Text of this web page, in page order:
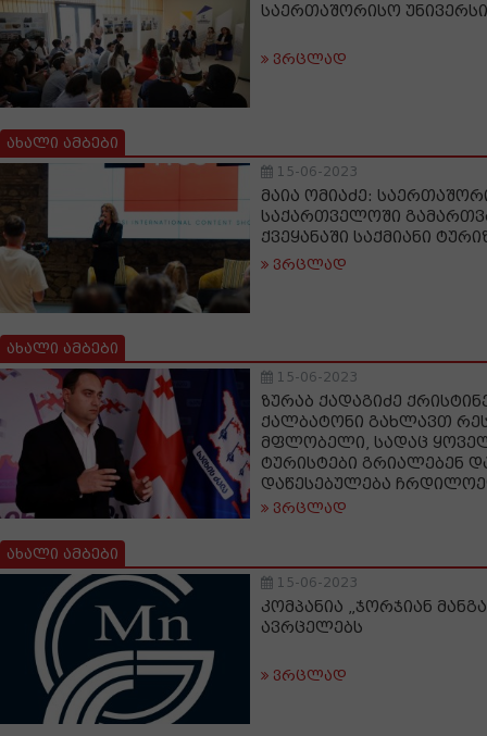
საერთაშორისო
ვრცლად
ახალი ამბები
15-06-2023
მაია ომიაძე:
საქართველოში
ქვეყანაში საქმიანი
ვრცლად
ახალი ამბები
15-06-2023
ზურაბ ქადაგიძე
ქალბატონი გახლავთ
მფლობელი, სადაც
ტურისტები გრიალებენ
დაწესებულება
ვრცლად
ახალი ამბები
15-06-2023
კომპანია „ჯორჯიან
ავრცელებს
ვრცლად